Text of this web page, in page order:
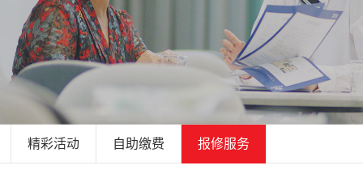
精彩活动 自助缴费 报修服务